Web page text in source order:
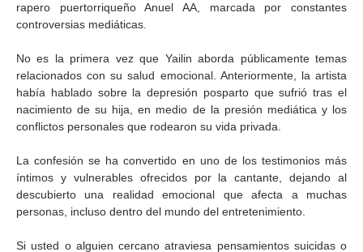
rapero puertorriqueño Anuel AA, marcada por constantes
controversias mediáticas.
No es la primera vez que Yailin aborda públicamente temas
relacionados con su salud emocional. Anteriormente, la artista
había hablado sobre la depresión posparto que sufrió tras el
nacimiento de su hija, en medio de la presión mediática y los
conflictos personales que rodearon su vida privada.
La confesión se ha convertido en uno de los testimonios más
íntimos y vulnerables ofrecidos por la cantante, dejando al
descubierto una realidad emocional que afecta a muchas
personas, incluso dentro del mundo del entretenimiento.
Si usted o alguien cercano atraviesa pensamientos suicidas o